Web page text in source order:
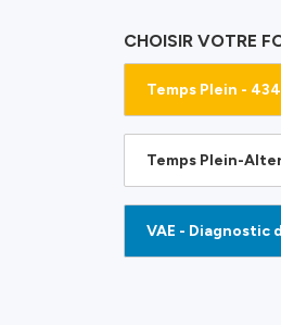
CHOISIR VOTRE
Temps Plein -
Temps Plein-